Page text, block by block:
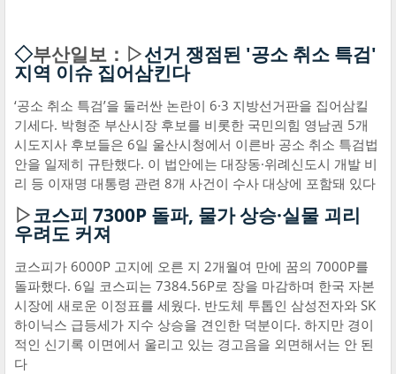
◇부산일보：▷선거 쟁점된 '공소 취소 특검'
지역 이슈 집어삼킨다
‘공소 취소 특검’을 둘러싼 논란이 6·3 지방선거판을 집어삼킬
기세다. 박형준 부산시장 후보를 비롯한 국민의힘 영남권 5개
시도지사 후보들은 6일 울산시청에서 이른바 공소 취소 특검법
안을 일제히 규탄했다. 이 법안에는 대장동·위례신도시 개발 비
리 등 이재명 대통령 관련 8개 사건이 수사 대상에 포함돼 있다
▷코스피 7300P 돌파, 물가 상승·실물 괴리
우려도 커져
코스피가 6000P 고지에 오른 지 2개월여 만에 꿈의 7000P를
돌파했다. 6일 코스피는 7384.56P로 장을 마감하며 한국 자본
시장에 새로운 이정표를 세웠다. 반도체 투톱인 삼성전자와 SK
하이닉스 급등세가 지수 상승을 견인한 덕분이다. 하지만 경이
적인 신기록 이면에서 울리고 있는 경고음을 외면해서는 안 된
다